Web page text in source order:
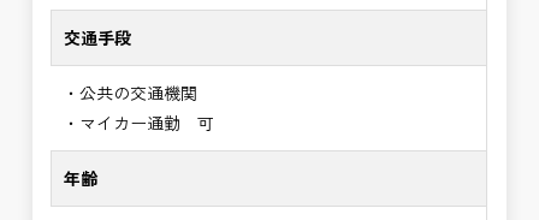
交通手段
・公共の交通機関
・マイカー通勤 可
年齢